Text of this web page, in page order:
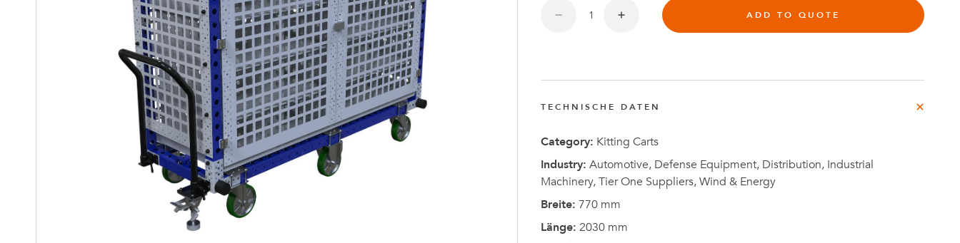
Mutter-Tochter-Lösungen
Montagewagen und
Speziallösungen
Bauteile
zum CEO
von
ernannt
ADD TO QUOTE
TECHNISCHE DATEN
Category: Kitting Carts
Industry: Automotive, Defense Equipment, Distribution, Industrial
Machinery, Tier One Suppliers, Wind & Energy
Breite: 770 mm
Länge: 2030 mm